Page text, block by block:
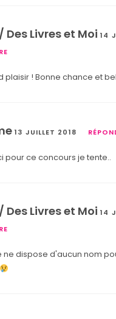
Des Livres et Moi14
plaisir ! Bonne chance et
13 JUILLET 2018
pour ce concours je tente..
Des Livres et Moi14
ne dispose d'aucun nom